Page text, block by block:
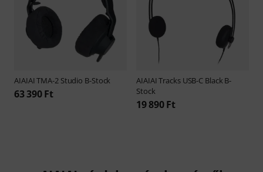
AIAIAITMA-2 Studio B-Stock
63 390 Ft
AIAIAITracks USB-C Black B-
Stock
19 890 Ft